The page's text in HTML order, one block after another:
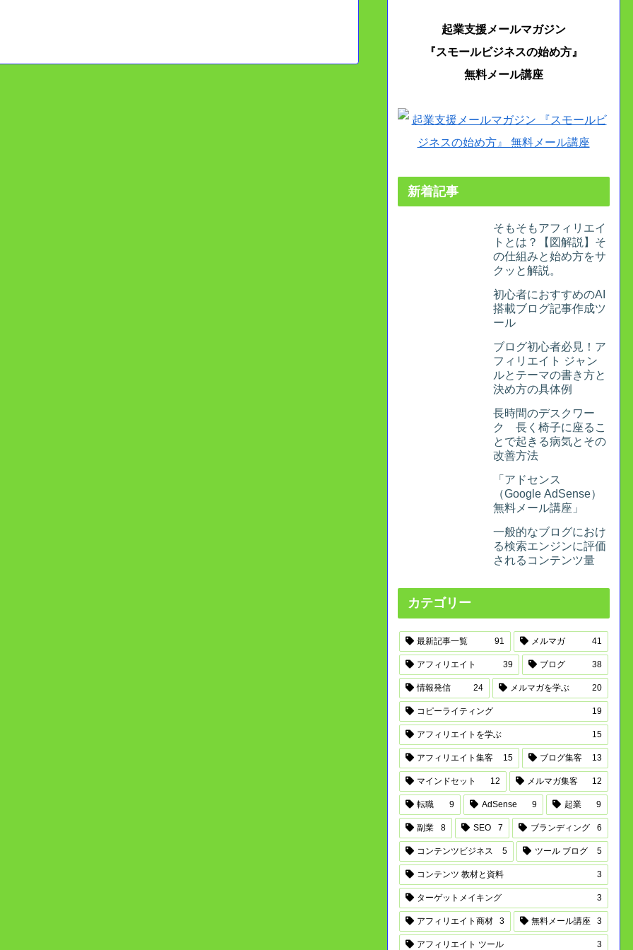
起業支援メールマガジン
『スモールビジネスの始め方』
無料メール講座
新着記事
そもそもアフィリエイ
トとは？【図解説】そ
の仕組みと始め方をサ
クッと解説。
初心者におすすめのAI
搭載ブログ記事作成ツ
ール
ブログ初心者必見！ア
フィリエイト ジャン
ルとテーマの書き方と
決め方の具体例
長時間のデスクワー
ク 長く椅子に座るこ
とで起きる病気とその
改善方法
「アドセンス
（Google AdSense）
無料メール講座」
一般的なブログにおけ
る検索エンジンに評価
されるコンテンツ量
カテゴリー
最新記事一覧 91 メルマガ 41
アフィリエイト 39 ブログ 38
情報発信 24 メルマガを学ぶ 20
コピーライティング 19
アフィリエイトを学ぶ 15
アフィリエイト集客 15 ブログ集客 13
マインドセット 12 メルマガ集客 12
転職 9 AdSense 9 起業 9
副業 8 SEO 7 ブランディング 6
コンテンツビジネス 5 ツール ブログ 5
コンテンツ 教材と資料 3
ターゲットメイキング 3
アフィリエイト商材 3 無料メール講座 3
アフィリエイト ツール 3